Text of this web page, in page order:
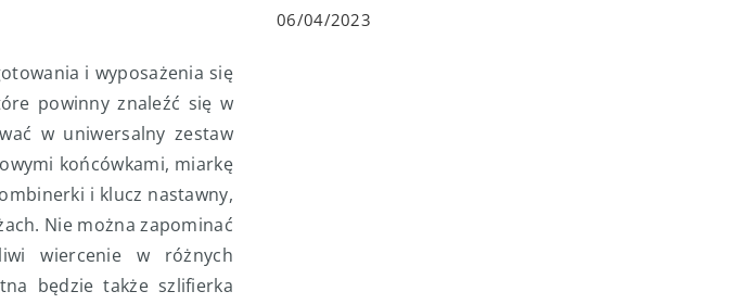
i wyposażenia się
powinny znaleźć się w
w uniwersalny zestaw
końcówkami, miarkę
i klucz nastawny,
Nie można zapominać
wiercenie w różnych
będzie także szlifierka
06/04/2023